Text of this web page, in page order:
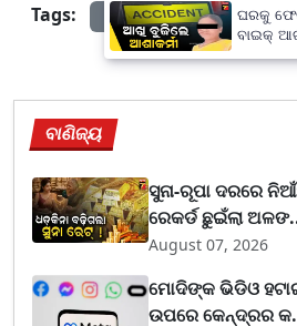
Tags:
prameyanews7
ବାଣିଜ୍ୟ
ସୁନା-ରୂପା ଦରରେ
ରେକର୍ଡ ଛୁଇଁଲା
August 07, 2026
ମୋଦିଙ୍କ ଭିଡିଓ
ଉପରେ କେନ୍ଦ୍ରର
ଘରକୁ
ବାଇକ୍
ତା'ପରେ...